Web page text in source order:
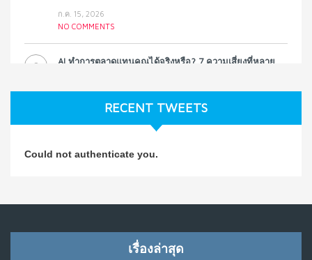
ก.ค. 15, 2026
NO COMMENTS
3
AI ทำการตลาดแทนคุณได้จริงหรือ? 7 ความเสี่ยงที่หลาย
NO COMMENTS
Koe ในแบบอาจารย์บอม
รัฐอาจเป็นจุดเริ่มต้นของ “ขบวนการประท้วงดิจิทัล” ครั้งใหม่
RECENT TWEETS
Could not authenticate you.
เรื่องล่าสุด